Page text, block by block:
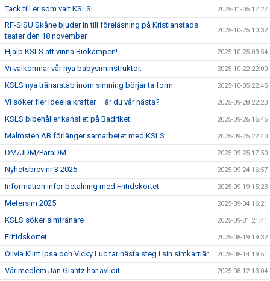
Tack till er som valt KSLS! 2025-11-05 17:27
RF-SISU Skåne bjuder in till föreläsning på Kristianstads
teater den 18 november
2025-10-25 10:32
Hjälp KSLS att vinna Biokampen! 2025-10-25 09:54
Vi välkomnar vår nya babysiminstruktör. 2025-10-22 22:00
KSLS nya tränarstab inom simning börjar ta form 2025-10-05 22:45
Vi söker fler ideella krafter – är du vår nästa? 2025-09-28 22:23
KSLS bibehåller kansliet på Badriket 2025-09-26 15:45
Malmsten AB förlänger samarbetet med KSLS 2025-09-25 22:40
DM/JDM/ParaDM 2025-09-25 17:50
Nyhetsbrev nr 3 2025 2025-09-24 16:57
Information inför betalning med Fritidskortet 2025-09-19 15:23
Metersim 2025 2025-09-04 16:21
KSLS söker simtränare 2025-09-01 21:41
Fritidskortet 2025-08-19 19:32
Olivia Klint Ipsa och Vicky Luc tar nästa steg i sin simkarriär 2025-08-14 19:51
Vår medlem Jan Glantz har avlidit 2025-08-12 13:04